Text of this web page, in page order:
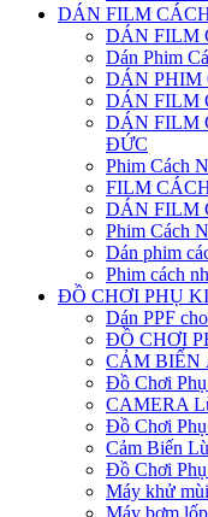
DÁN FILM
DÁN FILM
Dán Phim
DÁN PHIM
DÁN FILM
DÁN FILM
ĐỨC
Phim Cách
FILM
DÁN FILM
Phim Cách
Dán phim
Phim cách
ĐỒ CHƠI PHỤ
Dán PPF
ĐỒ CHƠI
CẢM BIẾN
Đồ Chơi
CAMERA
Đồ Chơi
Cảm Biến
Đồ Chơi
Máy khử
Máy bơm